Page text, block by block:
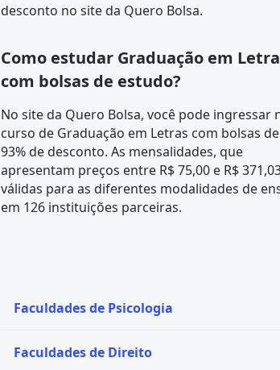
desconto no site da Quero Bolsa.
Como estudar Graduação em
com bolsas de estudo?
No site da Quero Bolsa, você pode ingressar
curso de Graduação em Letras com bolsas
93% de desconto. As mensalidades, que
apresentam preços entre R$ 75,00 e R$
válidas para as diferentes modalidades de
em 126 instituições parceiras.
Faculdades de Psicologia
Faculdades de Direito